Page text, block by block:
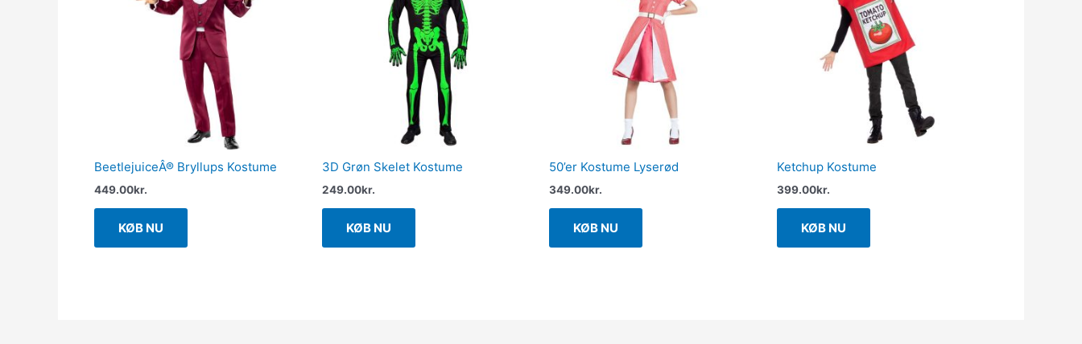
BeetlejuiceÂ® Bryllups Kostume
449.00kr.
KØB NU
3D Grøn Skelet Kostume
249.00kr.
KØB NU
50’er Kostume Lyserød
349.00kr.
KØB NU
Ketchup Kostume
399.00kr.
KØB NU